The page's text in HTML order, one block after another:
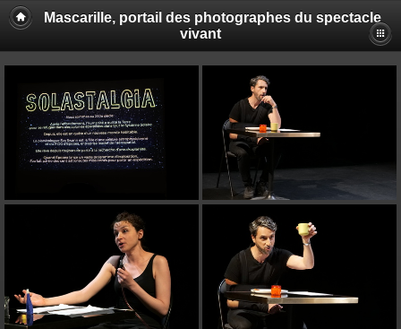
Mascarille, portail des photographes du spectacle
vivant